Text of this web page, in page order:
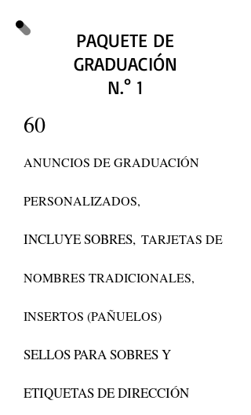
PAQUETE DE
GRADUACIÓN
N.° 1
60
ANUNCIOS DE GRADUACIÓN
PERSONALIZADOS,
INCLUYE SOBRES, TARJETAS DE
NOMBRES TRADICIONALES,
INSERTOS (PAÑUELOS)
SELLOS PARA SOBRES Y
ETIQUETAS DE DIRECCIÓN